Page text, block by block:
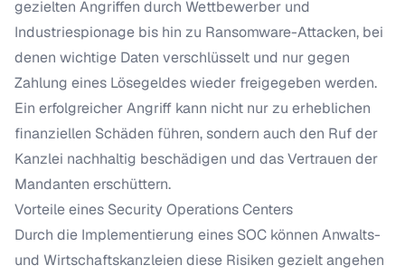
gezielten Angriffen durch Wettbewerber und
Industriespionage bis hin zu Ransomware-Attacken, bei
denen wichtige Daten verschlüsselt und nur gegen
Zahlung eines Lösegeldes wieder freigegeben werden.
Ein erfolgreicher Angriff kann nicht nur zu erheblichen
finanziellen Schäden führen, sondern auch den Ruf der
Kanzlei nachhaltig beschädigen und das Vertrauen der
Mandanten erschüttern.
Vorteile eines Security Operations Centers
Durch die Implementierung eines SOC können Anwalts-
und Wirtschaftskanzleien diese Risiken gezielt angehen